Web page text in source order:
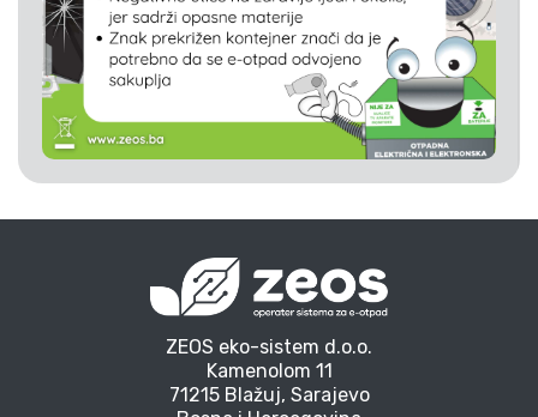
ZEOS eko-sistem d.o.o.
Kamenolom 11
71215 Blažuj, Sarajevo